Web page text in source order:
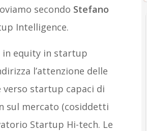
secondo Stefano
Intelligence.
in equity in startup
l’attenzione delle
startup capaci di
sul mercato (cosiddetti
Startup Hi-tech. Le